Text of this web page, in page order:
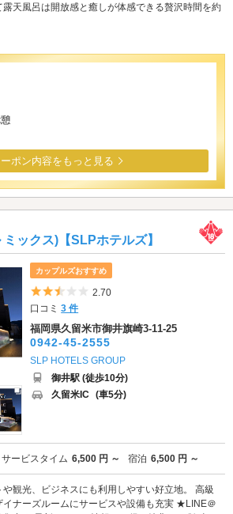
天風呂は開放感と癒しが体感できる贅沢時間を約
ポン内容をもっと見る
ックス)【SLPホテルズ】
カップルズおすすめ
5つ星のうち2.5
2.70
口コミ3 件
福岡県久留米市御井旗崎3-11-25
0942-45-2555
SLP HOTELS GROUP
御井駅 (徒歩10分)
久留米IC (車5分)
サービスタイム 6,500 円 ～ 宿泊 6,500 円 ～
観光、ビジネスにも利用しやすい好立地。 高級
イナーズルームにサービスや設備も充実 ★LINE＠